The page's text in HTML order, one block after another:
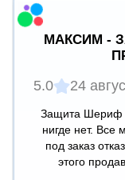
МАКСИМ -
5.0 24
Защита Шериф
нигде нет. Все
под заказ
этого